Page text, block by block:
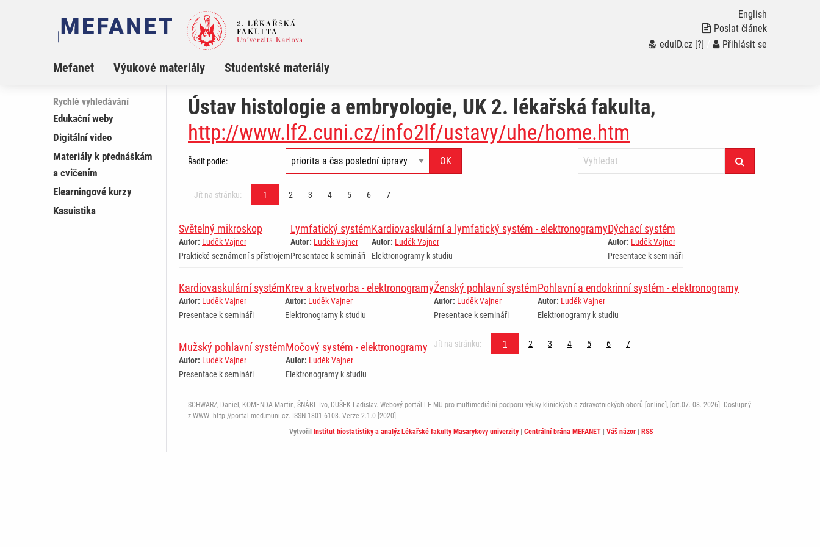
English
Poslat článek
eduID.cz [?] Přihlásit se
Mefanet Výukové materiály Studentské materiály
Rychlé vyhledávání
Edukační weby
Digitální video
Materiály k přednáškám
a cvičením
Elearningové kurzy
Kasuistika
Ústav histologie a embryologie, UK 2. lékařská fakulta,
http://www.lf2.cuni.cz/info2lf/ustavy/uhe/home.htm
Řadit podle:
Jít na stránku: 1 2 3 4 5 6 7
Světelný mikroskop
Autor: Luděk Vajner
Praktické seznámení s přístrojem
Lymfatický systém
Autor: Luděk Vajner
Presentace k semináři
Kardiovaskulární a lymfatický systém - elektronogramy
Autor: Luděk Vajner
Elektronogramy k studiu
Dýchací systém
Autor: Luděk Vajner
Presentace k semináři
Kardiovaskulární systém
Autor: Luděk Vajner
Presentace k semináři
Krev a krvetvorba - elektronogramy
Autor: Luděk Vajner
Elektronogramy k studiu
Ženský pohlavní systém
Autor: Luděk Vajner
Presentace k semináři
Pohlavní a endokrinní systém - elektronogramy
Autor: Luděk Vajner
Elektronogramy k studiu
Mužský pohlavní systém
Autor: Luděk Vajner
Presentace k semináři
Močový systém - elektronogramy
Autor: Luděk Vajner
Elektronogramy k studiu
Jít na stránku: 1 2 3 4 5 6 7
SCHWARZ, Daniel, KOMENDA Martin, ŠNÁBL Ivo, DUŠEK Ladislav. Webový portál LF MU pro multimediální podporu výuky klinických a zdravotnických oborů [online], [cit.07. 08. 2026]. Dostupný
z WWW: http://portal.med.muni.cz. ISSN 1801-6103. Verze 2.1.0 [2020].
Vytvořil
Institut biostatistiky a analýz Lékařské fakulty Masarykovy univerzity|Centrální brána MEFANET |Váš názor RSS